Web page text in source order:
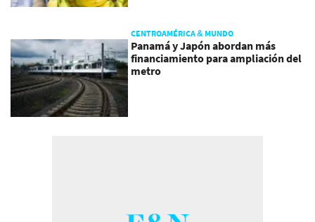
CENTROAMÉRICA & MUNDO
Panamá y Japón abordan más
financiamiento para ampliación del
metro